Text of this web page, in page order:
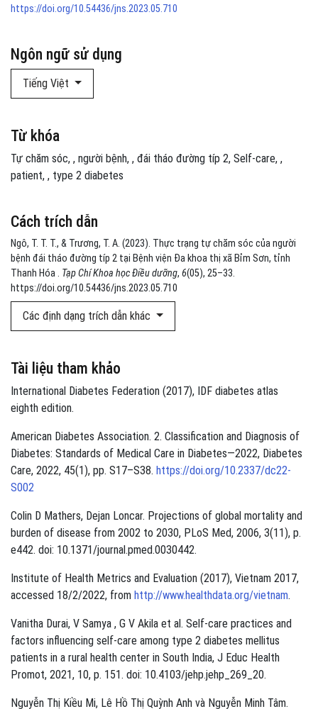
Ngôn ngữ sử dụng
Tiếng Việt
Cách trích dẫn
Ngô, T. T. T., & Trương, T. A. (2023). Thực trạng tự chăm sóc của người
bệnh đái tháo đường típ 2 tại Bệnh viện Đa khoa thị xã Bỉm Sơn, tỉnh
Thanh Hóa . Tạp Chí Khoa học Điều dưỡng, 6(05), 25–33.
https://doi.org/10.54436/jns.2023.05.710
Các định dạng trích dẫn khác
https://doi.org/10.54436/jns.2023.05.710
Từ khóa
Tự chăm sóc , người bệnh , đái tháo đường típ 2 Self-care ,
patient , type 2 diabetes
Tài liệu tham khảo
International Diabetes Federation (2017), IDF diabetes atlas
eighth edition.
American Diabetes Association. 2. Classification and Diagnosis of
Diabetes: Standards of Medical Care in Diabetes—2022, Diabetes
Care, 2022, 45(1), pp. S17–S38. https://doi.org/10.2337/dc22-
S002
Colin D Mathers, Dejan Loncar. Projections of global mortality and
burden of disease from 2002 to 2030, PLoS Med, 2006, 3(11), p.
e442. doi: 10.1371/journal.pmed.0030442.
Institute of Health Metrics and Evaluation (2017), Vietnam 2017,
accessed 18/2/2022, from http://www.healthdata.org/vietnam.
Vanitha Durai, V Samya , G V Akila et al. Self-care practices and
factors influencing self-care among type 2 diabetes mellitus
patients in a rural health center in South India, J Educ Health
Promot, 2021, 10, p. 151. doi: 10.4103/jehp.jehp_269_20.
Nguyễn Thị Kiều Mi, Lê Hồ Thị Quỳnh Anh và Nguyễn Minh Tâm.